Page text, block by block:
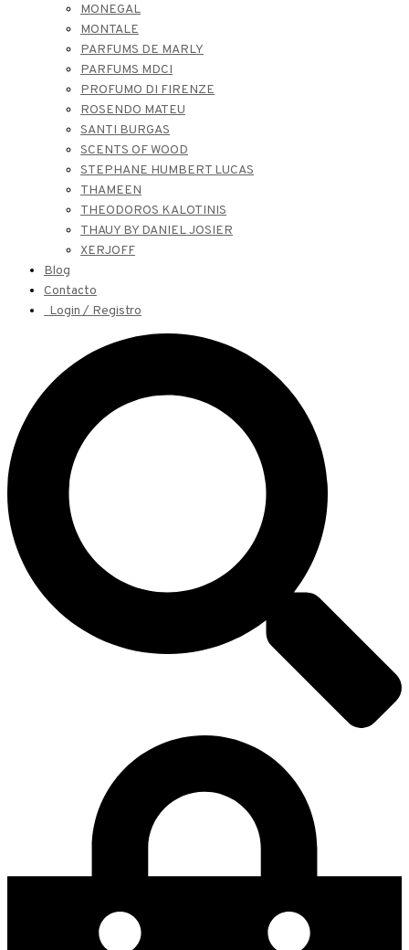
MONEGAL
MONTALE
PARFUMS DE MARLY
PARFUMS MDCI
PROFUMO DI FIRENZE
ROSENDO MATEU
SANTI BURGAS
SCENTS OF WOOD
STEPHANE HUMBERT LUCAS
THAMEEN
THEODOROS KALOTINIS
THAUY BY DANIEL JOSIER
XERJOFF
Blog
Contacto
Login / Registro